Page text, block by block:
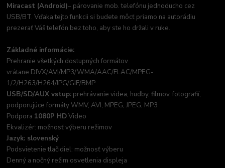
Miracast (Android)– párovanie mob. telefónu jednoducho cez
USB/BT. Vďaka tejto funkcii si budete môcť priamo na autorádiu
prezerať Váš telefón bez toho, aby ste ho držali v ruke.
Základné informácie:
Prehranie všetkých dostupných formátov
vrátane DIVX/AVI/MP3/WMA/AAC/FLAC/MPEG-
1/2/H263/H264/JPG/GIF/BMP
USB/SD/AUX vstup: prehrávanie videa, hudby, filmov, fotografií,
podporujúce formáty WMV, AVI, MPEG, JPEG, MP3
Podpora 1080P HDVideo
Ekvalizér: možnosť výberu režimov
Jazyk: slovenský
Podsvietenie tlačidiel: možnosť výberu
Denný a nočný režim osvetlenia displeja